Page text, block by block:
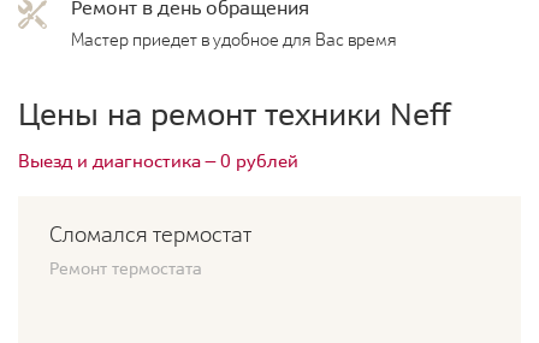
Ремонт в день обращения
Мастер приедет в удобное для Вас время
Цены на ремонт техники Neff
Выезд и диагностика — 0 рублей
Сломался термостат
Ремонт термостата